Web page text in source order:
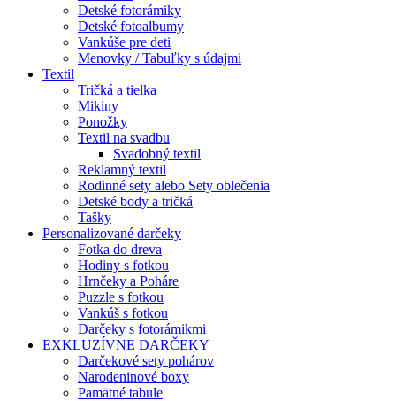
Detské fotorámiky
Detské fotoalbumy
Vankúše pre deti
Menovky / Tabuľky s údajmi
Textil
Tričká a tielka
Mikiny
Ponožky
Textil na svadbu
Svadobný textil
Reklamný textil
Rodinné sety alebo Sety oblečenia
Detské body a tričká
Tašky
Personalizované darčeky
Fotka do dreva
Hodiny s fotkou
Hrnčeky a Poháre
Puzzle s fotkou
Vankúš s fotkou
Darčeky s fotorámikmi
EXKLUZÍVNE DARČEKY
Darčekové sety pohárov
Narodeninové boxy
Pamätné tabule